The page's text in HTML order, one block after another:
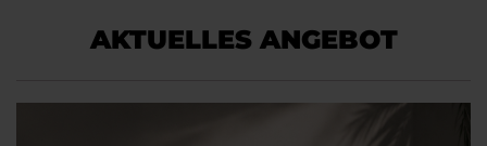
AKTUELLES ANGEBOT